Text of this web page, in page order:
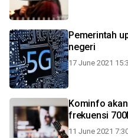
Pemerintah
negeri
17 June 2021
Kominfo akan
frekuensi
11 June 2021